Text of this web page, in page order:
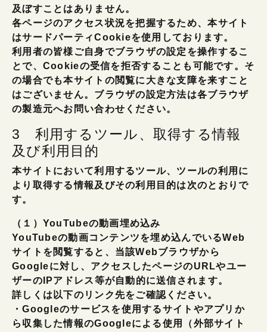
及ぼすことはありません。
各ページのアクセス状況を把握するため、本サイト
はサードパーティCookieを使用しております。
利用者の皆様ご自身でブラウザの設定を操作するこ
とで、Cookieの受信を拒否することも可能です。そ
の場合でも本サイトの閲覧に大きな支障を来すこと
はございません。ブラウザの設定方法は各ブラウザ
の製造元へお問い合わせください。
3 利用するツール、取得する情報
及び利用目的
本サイトにおいて利用するツール、ツールの利用に
より取得する情報及びその利用目的は次のとおりで
す。
（１）YouTubeの動画埋め込み
YouTubeの動画コンテンツを埋め込んでいるWeb
サイトを閲覧すると、当該Webブラウザから
Googleに対し、アクセスしたページのURLやユー
ザーのIPアドレス等が自動的に送信されます。
詳しくは以下のリンク先をご確認ください。
・Googleのサービスを使用するサイトやアプリか
ら収集した情報のGoogleによる使用（外部サイト